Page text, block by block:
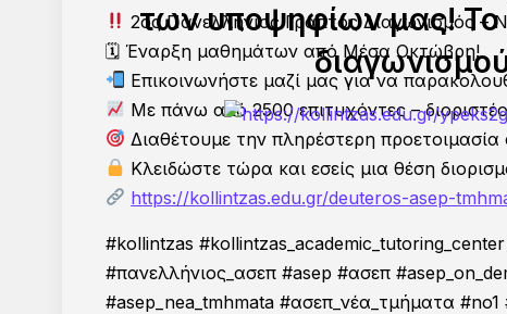
2ος Πανελλήνιος Γραπτός Διαγωνισμός –
🗓 Έναρξη μαθημάτων από Μέσα Οκτώβρη!
Επικοινωνήστε μαζί μας για να
Με πάνω από 2500 επιτυχόντες –
Διαθέτουμε την πληρέστερη
Κλειδώστε τώρα και εσείς μια θέση
https://kollintzas.edu.gr/deuteros-asep-
#kollintzas
#πανελλήνιος_ασεπ #asep #ασεπ
#asep_nea_tmhmata #ασεπ_νέα_τμήματα
των υποψηφίων μας! Το
Πάνω από 25.000
exam -με βάση